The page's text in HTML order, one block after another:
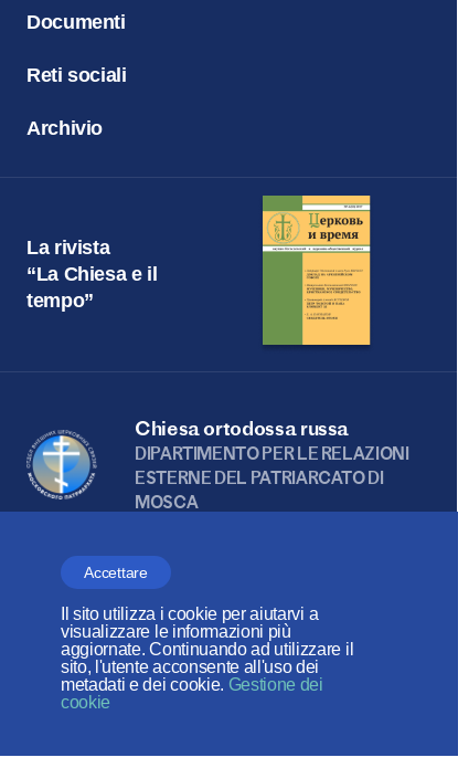
Accettare
Il sito utilizza i cookie per aiutarvi a
visualizzare le informazioni più
aggiornate. Continuando ad utilizzare il
sito, l'utente acconsente all'uso dei
metadati e dei cookie. Gestione dei
cookie
Documenti
Reti sociali
Archivio
La rivista
“La Chiesa e il
tempo”
Chiesa ortodossa russa
DIPARTIMENTO PER LE RELAZIONI
ESTERNE DEL PATRIARCATO DI
MOSCA
Веб-сайт создан при содействии
Фонда поддержки христианской
культуры и наследия